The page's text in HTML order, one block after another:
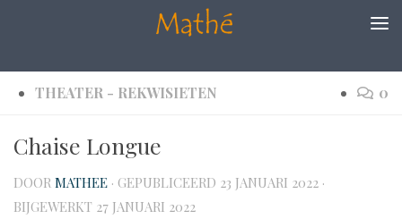
Doorgaan naar inhoud
THEATER - REKWISIETEN 0
Chaise Longue
DOOR MATHEE · GEPUBLICEERD 23 JANUARI 2022 ·
BIJGEWERKT 27 JANUARI 2022